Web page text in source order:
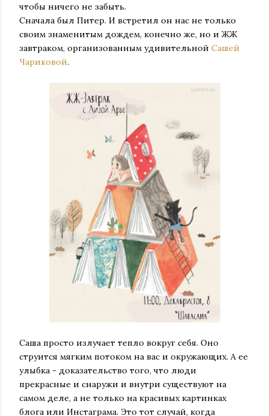
чтобы ничего не забыть.
Сначала был Питер. И встретил он нас не только
своим знаменитым дождем, конечно же, но и ЖЖ
завтраком, организованным удивительной Сашей
Чариковой.
Саша просто излучает тепло вокруг себя. Оно
струится мягким потоком на вас и окружающих. А ее
улыбка - доказательство того, что люди
прекрасные и снаружи и внутри существуют на
самом деле, а не только на красивых картинках
блога или Инстаграма. Это тот случай, когда